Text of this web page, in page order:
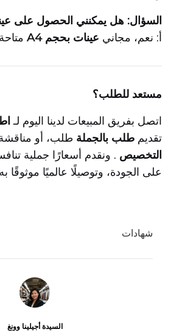
السؤال: هل يمكنني الحصول على
أ: نعم، مجاني عينات بحجم A4
مستعد للطلب؟
اتصل بفريق المبيعات لدينا اليوم لـ
تقديم طلب بالجملة طلب، أو
التخصيص . ونقدم أسعارًا جملية
على الجودة، وتوصيلًا عالميًا موثوقًا
شهادات
السيدة أجيلينا وونغ